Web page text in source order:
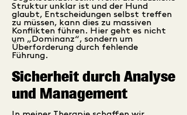
Struktur unklar ist und der Hund
glaubt, Entscheidungen selbst treffen
zu müssen, kann dies zu massiven
Konflikten führen. Hier geht es nicht
um „Dominanz“, sondern um
Überforderung durch fehlende
Führung.
Sicherheit durch Analyse
und Management